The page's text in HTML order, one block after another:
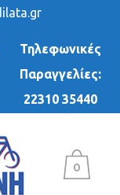
Τηλεφωνικές
Παραγγελίες:
22310 35440
0